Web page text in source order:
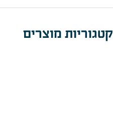
קטגוריות מוצרים